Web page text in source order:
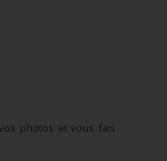
photos et vous fais